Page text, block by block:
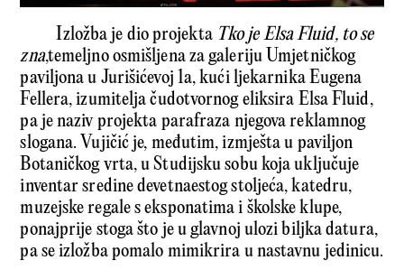
Izložba je dio projekta Tko je Elsa Fluid, to se
zna,temeljno osmišljena za galeriju Umjetničkog
paviljona u Jurišićevoj 1a, kući ljekarnika Eugena
Fellera, izumitelja čudotvornog eliksira Elsa Fluid,
pa je naziv projekta parafraza njegova reklamnog
slogana. Vujičić je, međutim, izmješta u paviljon
Botaničkog vrta, u Studijsku sobu koja uključuje
inventar sredine devetnaestog stoljeća, katedru,
muzejske regale s eksponatima i školske klupe,
ponajprije stoga što je u glavnoj ulozi biljka datura,
pa se izložba pomalo mimikrira u nastavnu jedinicu.